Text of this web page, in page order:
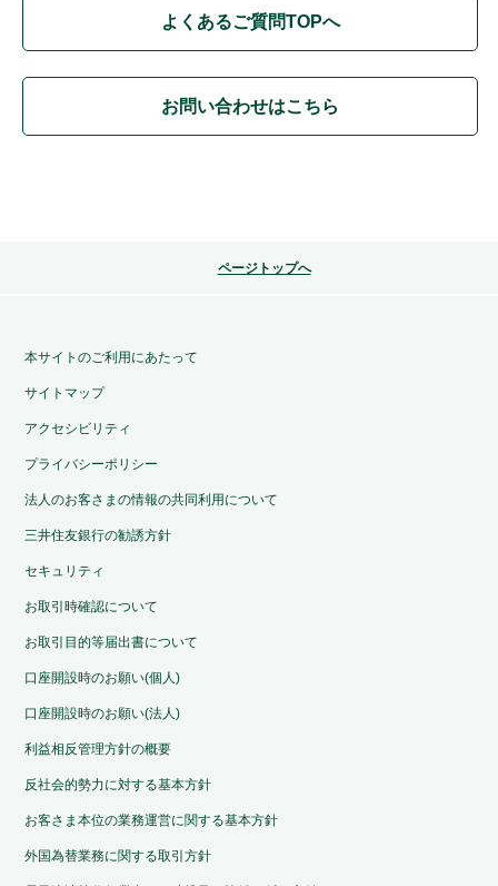
よくあるご質問TOPへ
お問い合わせはこちら
ページトップへ
本サイトのご利用にあたって
サイトマップ
アクセシビリティ
プライバシーポリシー
法人のお客さまの情報の共同利用について
三井住友銀行の勧誘方針
セキュリティ
お取引時確認について
お取引目的等届出書について
口座開設時のお願い(個人)
口座開設時のお願い(法人)
利益相反管理方針の概要
反社会的勢力に対する基本方針
お客さま本位の業務運営に関する基本方針
外国為替業務に関する取引方針